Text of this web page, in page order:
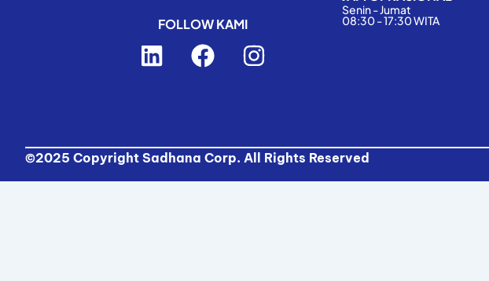
FOLLOW KAMI
L
i
d
i
F
a
o
o
I
n
g
r
Senin - Jumat
08:30 - 17:30 WITA
©2025 Copyright Sadhana Corp. All Rights Reserved